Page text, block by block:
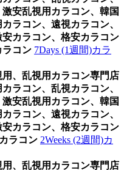
安乱視用カラコン、韓国
ラコン、遠視カラコン、
カラコン、格安カラコン
ラコン 7Days (1週間)カラ
、乱視用カラコン専門店
ラコン、乱視カラコン、
安乱視用カラコン、韓国
ラコン、遠視カラコン、
カラコン、格安カラコン
ラコン 2Weeks (2週間)カ
、乱視用カラコン専門店